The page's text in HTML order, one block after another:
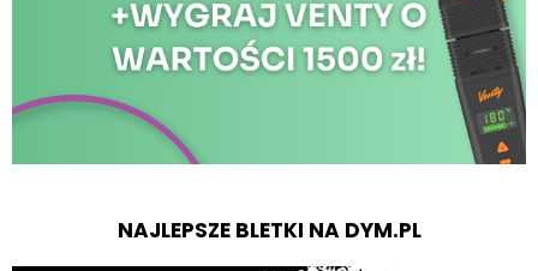
NAJLEPSZE BLETKI NA DYM.PL